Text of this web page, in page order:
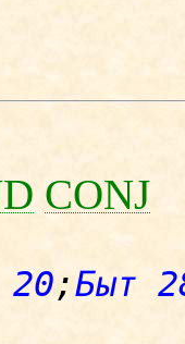
CONJ
20;Быт